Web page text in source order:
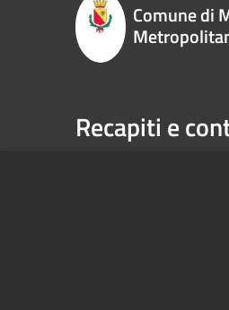
Comune di
Recapiti e